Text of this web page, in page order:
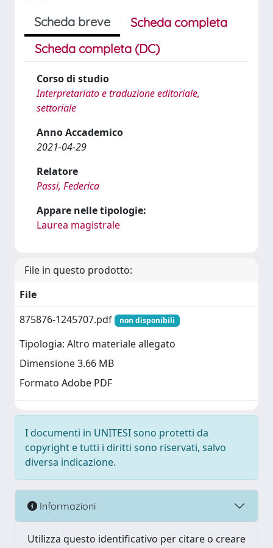
Scheda breve
Scheda completa
Scheda completa (DC)
Corso di studio
Interpretariato e traduzione editoriale,
settoriale
Anno Accademico
2021-04-29
Relatore
Passi, Federica
Appare nelle tipologie:
Laurea magistrale
File in questo prodotto:
File
875876-1245707.pdf
non disponibili
Tipologia: Altro materiale allegato
Dimensione 3.66 MB
Formato Adobe PDF
I documenti in UNITESI sono protetti da
copyright e tutti i diritti sono riservati, salvo
diversa indicazione.
Informazioni
Utilizza questo identificativo per citare o creare